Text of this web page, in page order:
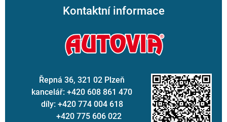
Kontaktní informace
Řepná 36, 321 02 Plzeň
kancelář: +420 608 861 470
díly: +420 774 004 618
+420 775 606 022